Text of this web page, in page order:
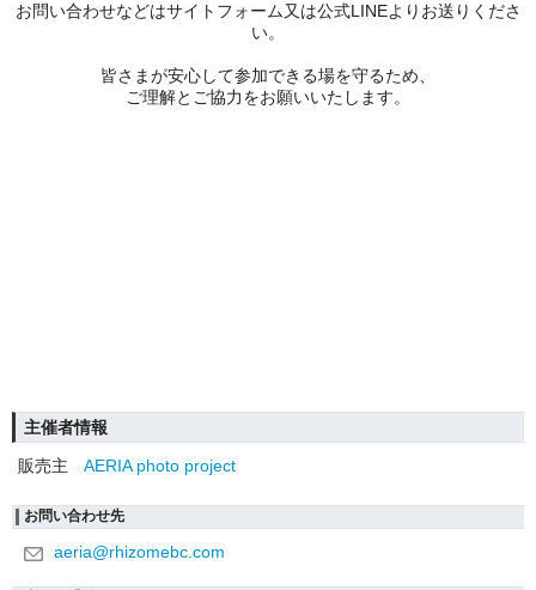
お問い合わせなどはサイトフォーム又は公式LINEよりお送りくださ
い。
皆さまが安心して参加できる場を守るため、
ご理解とご協力をお願いいたします。
主催者情報
販売主
AERIA photo project
お問い合わせ先
aeria@rhizomebc.com